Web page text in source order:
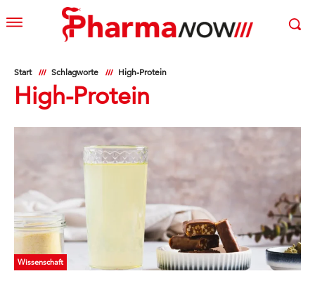
Start Schlagworte High-Protein
High-Protein
Wissenschaft